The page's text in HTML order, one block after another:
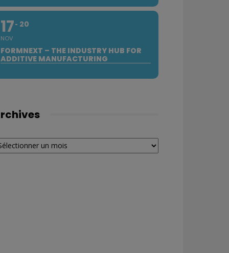
17
NOV
20
FORMNEXT – THE INDUSTRY HUB FOR
ADDITIVE MANUFACTURING